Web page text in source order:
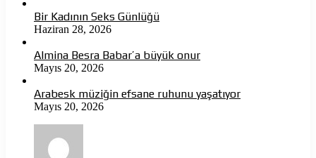
Bir Kadının Seks Günlüğü
Haziran 28, 2026
Almina Besra Babar’a büyük onur
Mayıs 20, 2026
Arabesk müziğin efsane ruhunu yaşatıyor
Mayıs 20, 2026